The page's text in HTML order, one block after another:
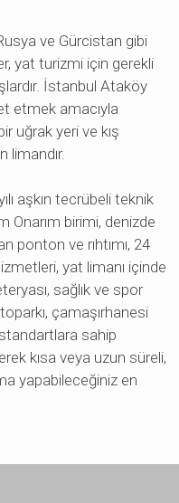
ve Gürcistan gibi
yat turizmi için gerekli
İstanbul Ataköy
etmek amacıyla
uğrak yeri ve kış
limandır.
aşkın tecrübeli teknik
Onarım birimi, denizde
ponton ve rıhtımı, 24
yat limanı içinde
sağlık ve spor
çamaşırhanesi
sahip
kısa veya uzun süreli,
yapabileceğiniz en